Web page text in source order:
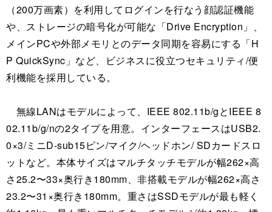
（200万画素）を利用してログインを行なう顔認証機能
や、ストレージの暗号化が可能な「Drive Encryption」、
メインPCや外部メモリとのデータ同期を容易にする「H
P QuickSync」など、ビジネスに役立つセキュリティ/便
利機能を採用している。
無線LANはモデルによって、IEEE 802.11b/gとIEEE 8
02.11b/g/nの2タイプを用意。インターフェースはUSB2.
0×3/ミニD-sub15ピン/マイク/ヘッドホン/ SDカードスロ
ットなど。本体サイズはマルチタッチモデルが幅262×高
さ25.2〜33×奥行き180mm、非搭載モデルが幅262×高さ
23.2〜31×奥行き180mm。重さはSSDモデルが最も軽く